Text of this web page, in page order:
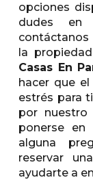
opciones
dudes en
contáctanos
la
Casas En
hacer que
estrés para
por
ponerse
alguna
reservar
ayudarte a